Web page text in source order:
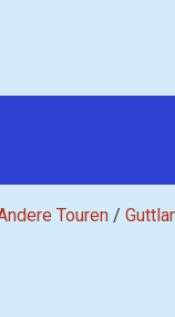
Touren /